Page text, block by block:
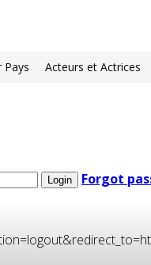
Pays Acteurs et Actrices
Forgot